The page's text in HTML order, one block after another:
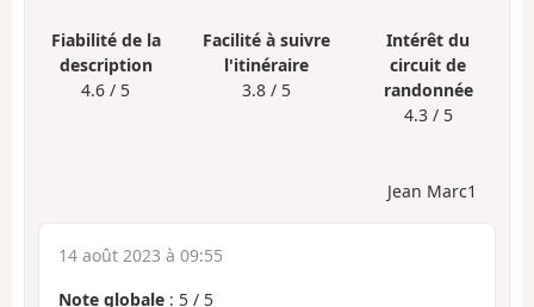
Fiabilité de la
description
4.6 / 5
Facilité à suivre
l'itinéraire
3.8 / 5
Intérêt du
circuit de
randonnée
4.3 / 5
Jean Marc1
14 août 2023 à 09:55
Note globale : 5 / 5